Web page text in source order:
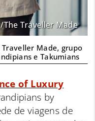
The Traveller Made
Traveller Made, grupo
e Takumians
of Luxury
by
de viagens de